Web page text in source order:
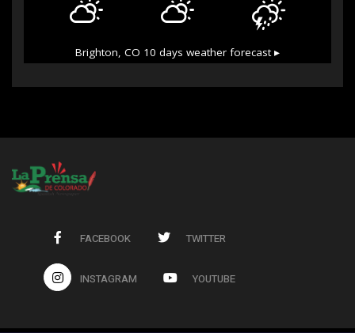
Brighton, CO 10 days weather forecast ▸
FACEBOOK TWITTER
INSTAGRAM YOUTUBE